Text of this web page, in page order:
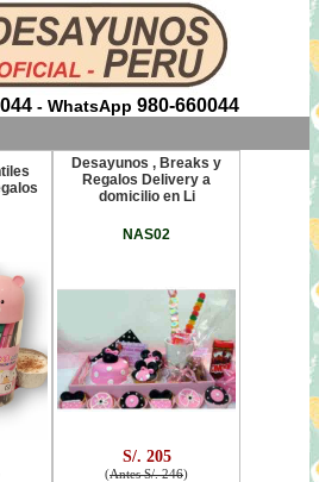
- WhatsApp 980-660044
Desayunos , Breaks y
Regalos Delivery a
domicilio en Li
NAS02
S/. 205
(Antes S/. 246)